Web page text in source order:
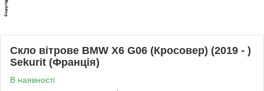
Скло вітрове BMW X6 G06 (Кросовер) (2019 - )
Sekurit (Франція)
В наявності